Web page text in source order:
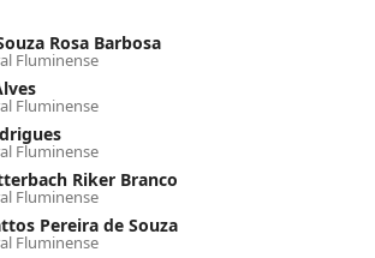
Rosa Barbosa
Fluminense
Fluminense
Fluminense
Riker Branco
Fluminense
Pereira de Souza
Fluminense